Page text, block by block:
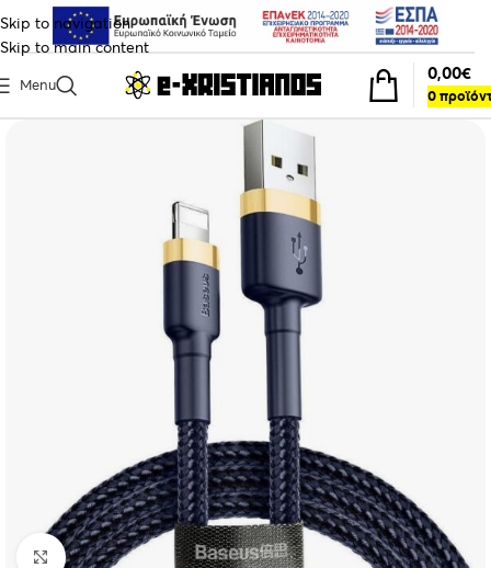
Skip to navigation
Skip to main content
Menu
0
0,00€
Click to enlarge